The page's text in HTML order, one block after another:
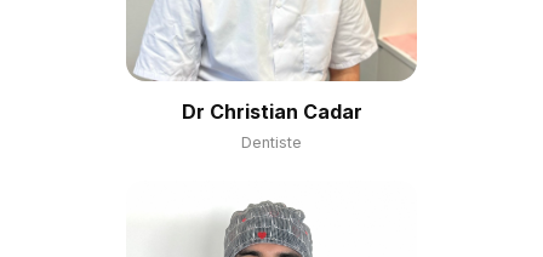
Dr Christian Cadar
Dentiste